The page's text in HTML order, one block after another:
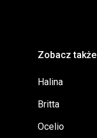
Zobacz także
Halina
Britta
Ocelio